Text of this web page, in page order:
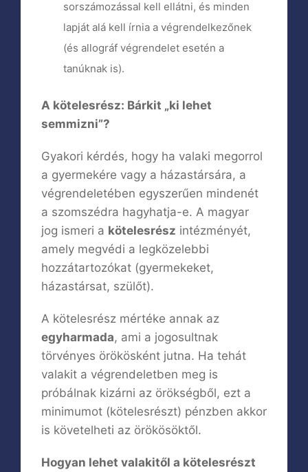
sorszámozással kell ellátni, és minden
lapját alá kell írnia a végrendelkezőnek
(és allográf végrendelet esetén a
tanúknak is).
A kötelesrész: Bárkit „ki lehet
semmizni”?
Gyakori kérdés, hogy ha valaki megorrol
a gyermekére vagy a házastársára, a
végrendeletében egyszerűen mindenét
a szomszédra hagyhatja-e. A magyar
jog ismeri a kötelesrész intézményét,
amely megvédi a legközelebbi
hozzátartozókat (gyermekeket,
házastársat, szülőt).
A kötelesrész mértéke annak az
egyharmada, ami a jogosultnak
törvényes örökösként jutna. Ha tehát
valakit a végrendeletben meg is
próbálnak kizárni az örökségből, ezt a
minimumot (kötelesrészt) pénzben akkor
is követelheti az örökösöktől.
Hogyan lehet valakitől a kötelesrészt